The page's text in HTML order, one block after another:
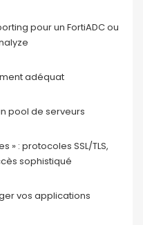
pour un FortiADC ou
adéquat
pool de serveurs
» : protocoles SSL/TLS,
sophistiqué
vos applications